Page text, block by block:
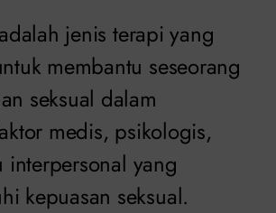
jenis terapi yang
membantu seseorang
seksual dalam
medis, psikologis,
yang
kepuasan seksual.